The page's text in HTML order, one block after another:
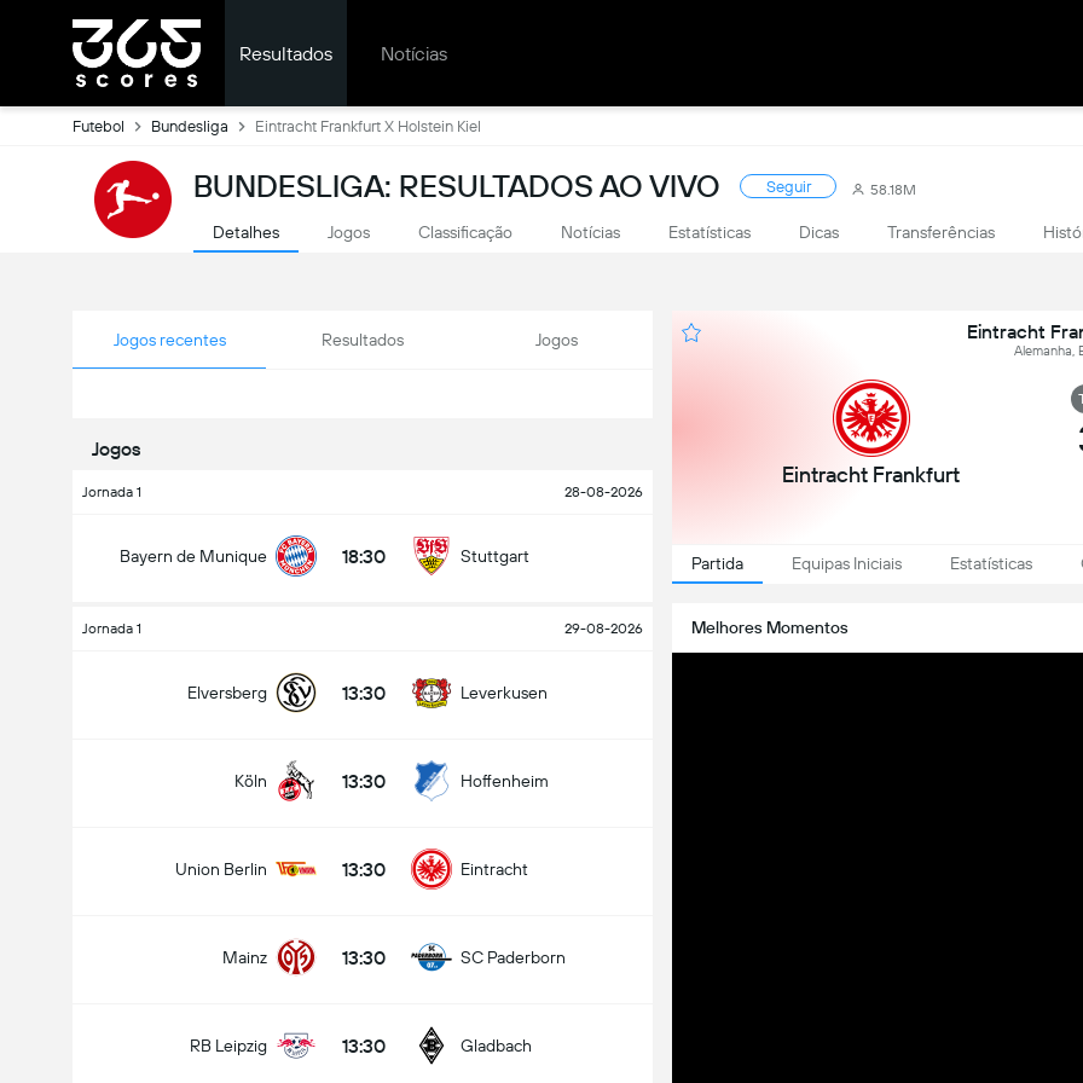
Resultados Notícias
Futebol Bundesliga Eintracht Frankfurt X Holstein Kiel
BUNDESLIGA: RESULTADOS AO VIVO Seguir 58.18M
Detalhes Jogos Classificação Notícias Estatísticas Dicas Transferências
Jogos recentes Resultados Jogos
Jogos
Jornada 1 28-08-2026
Bayern de Munique 18:30 Stuttgart
Jornada 1 29-08-2026
Elversberg 13:30 Leverkusen
Köln 13:30 Hoffenheim
Union Berlin 13:30 Eintracht
Mainz 13:30 SC Paderborn
RB Leipzig 13:30 Gladbach
Eintracht
Alemanha,
Eintracht Frankfurt
Partida Equipas Iniciais Estatísticas
Melhores Momentos